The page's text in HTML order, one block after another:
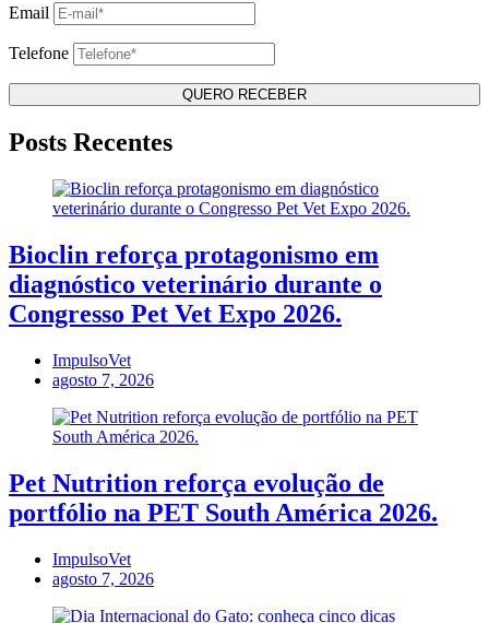
Email
Telefone
Posts Recentes
Bioclin reforça protagonismo em
diagnóstico veterinário durante o
Congresso Pet Vet Expo 2026.
ImpulsoVet
agosto 7, 2026
Pet Nutrition reforça evolução de
portfólio na PET South América 2026.
ImpulsoVet
agosto 7, 2026